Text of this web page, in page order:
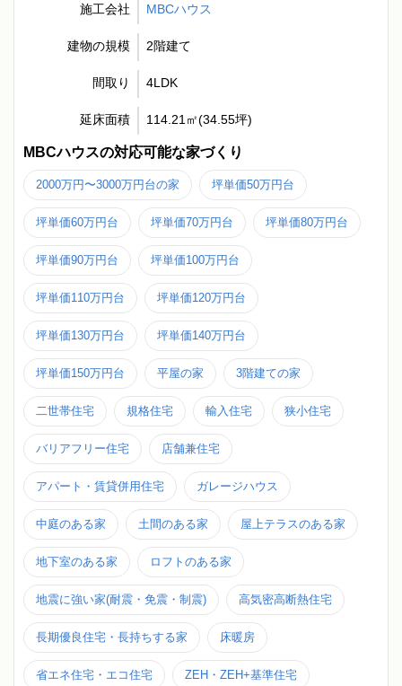
施工会社 MBCハウス
建物の規模 2階建て
間取り 4LDK
延床面積 114.21㎡(34.55坪)
MBCハウスの対応可能な家づくり
2000万円〜3000万円台の家 坪単価50万円台
坪単価60万円台 坪単価70万円台 坪単価80万円台
坪単価90万円台 坪単価100万円台
坪単価110万円台 坪単価120万円台
坪単価130万円台 坪単価140万円台
坪単価150万円台 平屋の家 3階建ての家
二世帯住宅 規格住宅 輸入住宅 狭小住宅
バリアフリー住宅 店舗兼住宅
アパート・賃貸併用住宅 ガレージハウス
中庭のある家 土間のある家 屋上テラスのある家
地下室のある家 ロフトのある家
地震に強い家(耐震・免震・制震) 高気密高断熱住宅
長期優良住宅・長持ちする家 床暖房
省エネ住宅・エコ住宅 ZEH・ZEH+基準住宅